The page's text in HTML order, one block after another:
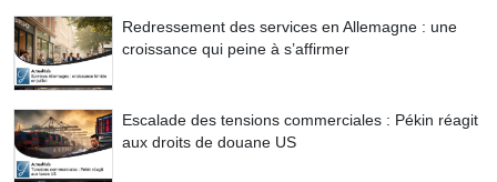
Redressement des services en Allemagne : une
croissance qui peine à s’affirmer
Escalade des tensions commerciales : Pékin réagit
aux droits de douane US